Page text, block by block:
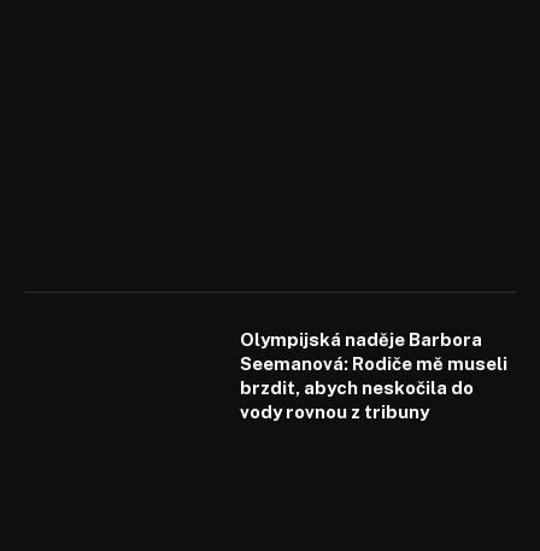
Olympijská naděje Barbora
Seemanová: Rodiče mě museli
brzdit, abych neskočila do
vody rovnou z tribuny